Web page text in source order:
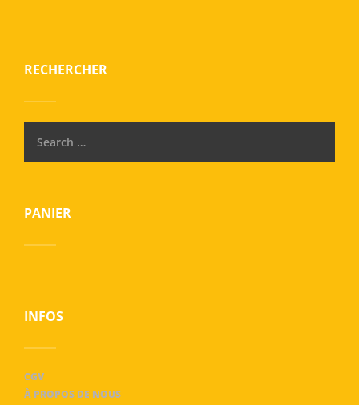
RECHERCHER
PANIER
INFOS
CGV
À PROPOS DE NOUS